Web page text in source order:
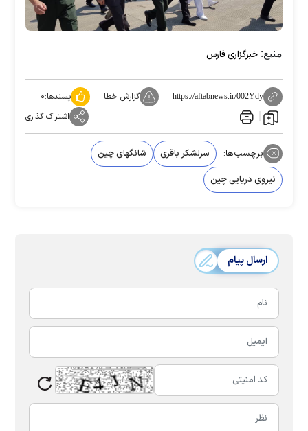
منبع: خبرگزاری فارس
https://aftabnews.ir/002Ydy گزارش خطا پسندها:۰
اشتراک گذاری
برچسب‌ها: سرلشکر باقری
شانگهای چین
نیروی دریایی چین
ارسال پیام